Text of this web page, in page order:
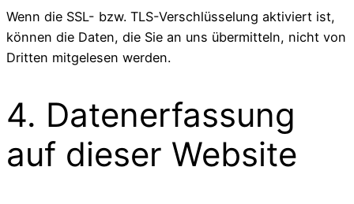
Wenn die SSL- bzw. TLS-Verschlüsselung aktiviert ist,
können die Daten, die Sie an uns übermitteln, nicht von
Dritten mitgelesen werden.
4. Datenerfassung
auf dieser Website